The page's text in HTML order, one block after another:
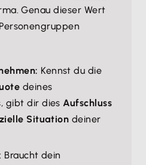
Genau dieser Wert
Kennst du die
deines
gibt dir diesAufschluss
Situation deiner
: Braucht dein